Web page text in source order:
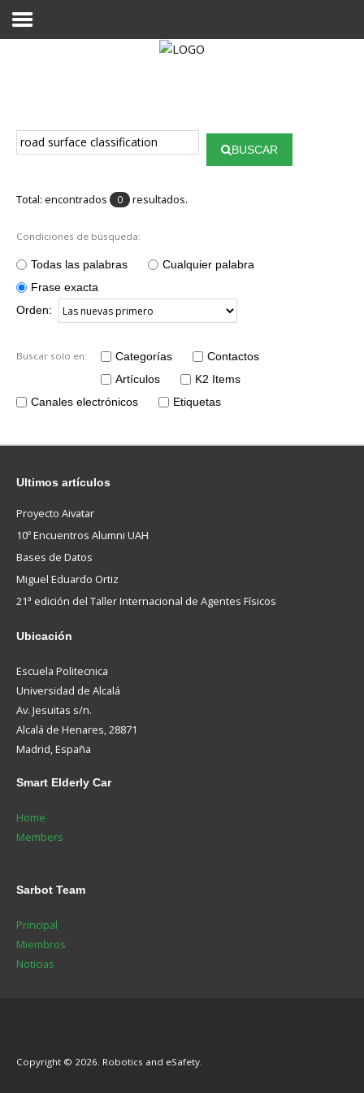
BUSCAR
Total: encontrados 0 resultados.
Condiciones de búsqueda:
Todas las palabras
Cualquier palabra
Frase exacta
Orden:
Buscar solo en: Categorías
Contactos
Artículos
K2 Items
Canales electrónicos
Etiquetas
Ultimos artículos
Proyecto Aivatar
10º Encuentros Alumni UAH
Bases de Datos
Miguel Eduardo Ortiz
21ª edición del Taller Internacional de Agentes Físicos
Ubicación
Escuela Politecnica
Universidad de Alcalá
Av. Jesuitas s/n.
Alcalá de Henares, 28871
Madrid, España
Smart Elderly Car
Home
Members
Sarbot Team
Principal
Miembros
Noticias
Copyright © 2026. Robotics and eSafety.